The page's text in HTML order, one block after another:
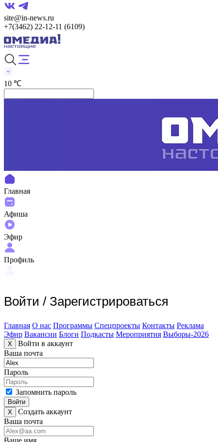
site@in-news.ru
+7(3462) 22-12-11 (6109)
10 ℃
Главная
Афиша
Эфир
Профиль
Войти / Зарегистрироваться
Главная О нас Программы Спецпроекты Контакты Реклама
Эфир Вакансии Блоги Подкасты Мероприятия Выборы-2026
X
Войти в аккаунт
Ваша почта
Пароль
Запомнить пароль
Войти
X
Создать аккаунт
Ваша почта
Ваше имя